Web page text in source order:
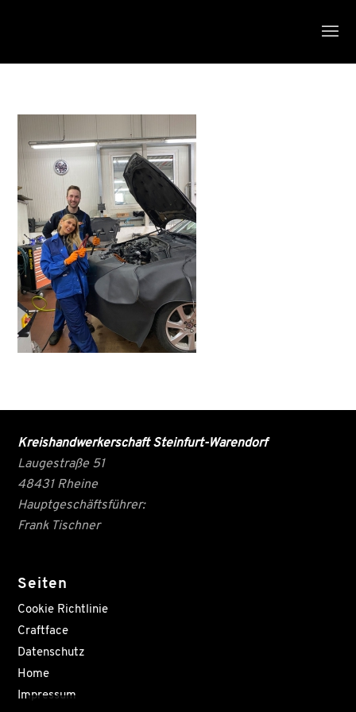
Kreishandwerkerschaft Steinfurt-Warendorf
Laugestraße 51
48431 Rheine
Hauptgeschäftsführer:
Frank Tischner
Seiten
Cookie Richtlinie
Craftface
Datenschutz
Home
Impressum